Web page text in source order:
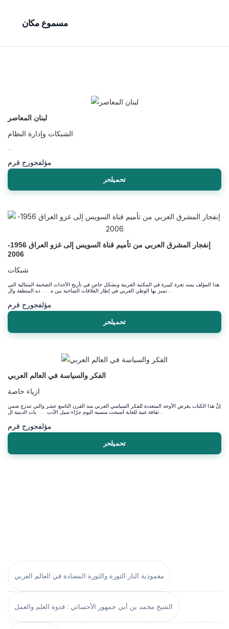
مسموع مكان
معمودية النار الثورة والثورة المضادة في العالم العربي
الشيخ محمد بن أبي جمهور الأحسائي : قدوة العلم والعمل
لبنان المعاصر
الشبكات وإدارة النظام
مؤلفجورج قرم
تحميلحر
إنفجار المشرق العربي من تأميم قناة السويس إلى غزو العراق 1956-
2006
شبكات
هذا المؤلف يسد ثغرة كبيرة في المكتبة العربية وبشكل خاص في تأريخ الأحداث الضخمة المتتالية التي
مؤلفجورج قرم
تحميلحر
الفكر والسياسة في العالم العربي
ازياء خاصة
إنَّ هذا الكتاب يعرض الأوجه المتعددة للفكر السياسي العربي منذ القرن التاسع عشر والتي تندرج ضمن
مؤلفجورج قرم
تحميلحر